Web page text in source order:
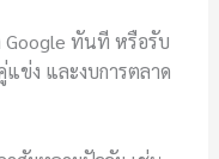
Google ทันที หรือรับ
ข่ง และงบการตลาด